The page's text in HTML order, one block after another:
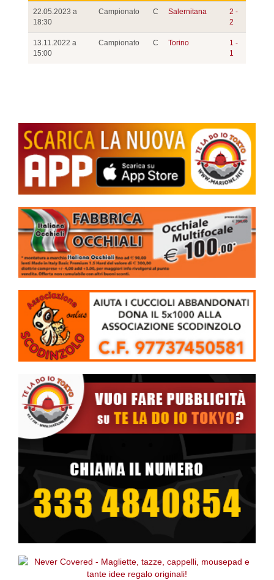
22.05.2023 a
18:30
Campionato C Salernitana
2 -
2
13.11.2022 a
15:00
Campionato C Torino
1 -
1